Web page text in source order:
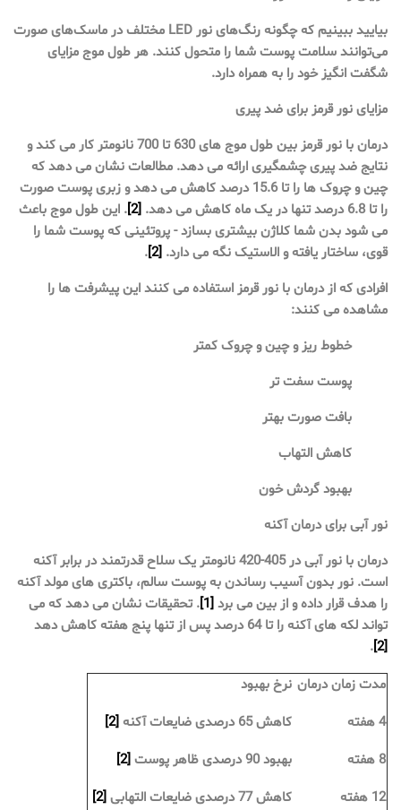
بیایید ببینیم که چگونه رنگ‌های نور LED مختلف در ماسک‌های صورت
می‌توانند سلامت پوست شما را متحول کنند. هر طول موج مزایای
شگفت انگیز خود را به همراه دارد.
مزایای نور قرمز برای ضد پیری
درمان با نور قرمز بین طول موج های 630 تا 700 نانومتر کار می کند و
نتایج ضد پیری چشمگیری ارائه می دهد. مطالعات نشان می دهد که
چین و چروک ها را تا 15.6 درصد کاهش می دهد و زبری پوست صورت
را تا 6.8 درصد تنها در یک ماه کاهش می دهد.
[2] . این طول موج باعث
می شود بدن شما کلاژن بیشتری بسازد - پروتئینی که پوست شما را
قوی، ساختار یافته و الاستیک نگه می دارد. [2]
.
افرادی که از درمان با نور قرمز استفاده می کنند این پیشرفت ها را
مشاهده می کنند:
خطوط ریز و چین و چروک کمتر
پوست سفت تر
بافت صورت بهتر
کاهش التهاب
بهبود گردش خون
نور آبی برای درمان آکنه
درمان با نور آبی در 405-420 نانومتر یک سلاح قدرتمند در برابر آکنه
است. نور بدون آسیب رساندن به پوست سالم، باکتری های مولد آکنه
را هدف قرار داده و از بین می برد[1] . تحقیقات نشان می دهد که می
تواند لکه های آکنه را تا 64 درصد پس از تنها پنج هفته کاهش دهد
[2]
.
مدت زمان درمان نرخ بهبود
4 هفته
کاهش 65 درصدی ضایعات آکنه
[2]
8 هفته
بهبود 90 درصدی ظاهر پوست
[2]
12 هفته
کاهش 77 درصدی ضایعات التهابی
[2]